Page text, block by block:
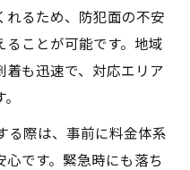
れるため、防犯面の不安
ことが可能です。地域
も迅速で、対応エリア
る際は、事前に料金体系
です。緊急時にも落ち